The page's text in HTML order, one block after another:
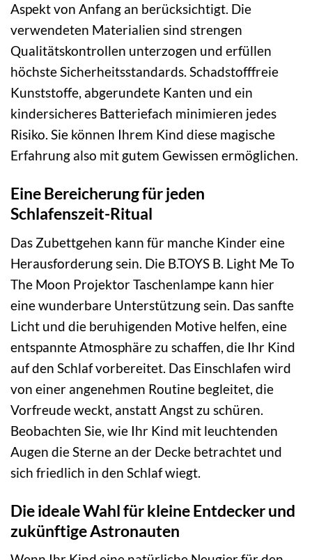
Aspekt von Anfang an berücksichtigt. Die
verwendeten Materialien sind strengen
Qualitätskontrollen unterzogen und erfüllen
höchste Sicherheitsstandards. Schadstofffreie
Kunststoffe, abgerundete Kanten und ein
kindersicheres Batteriefach minimieren jedes
Risiko. Sie können Ihrem Kind diese magische
Erfahrung also mit gutem Gewissen ermöglichen.
Eine Bereicherung für jeden
Schlafenszeit-Ritual
Das Zubettgehen kann für manche Kinder eine
Herausforderung sein. Die B.TOYS B. Light Me To
The Moon Projektor Taschenlampe kann hier
eine wunderbare Unterstützung sein. Das sanfte
Licht und die beruhigenden Motive helfen, eine
entspannte Atmosphäre zu schaffen, die Ihr Kind
auf den Schlaf vorbereitet. Das Einschlafen wird
von einer angenehmen Routine begleitet, die
Vorfreude weckt, anstatt Angst zu schüren.
Beobachten Sie, wie Ihr Kind mit leuchtenden
Augen die Sterne an der Decke betrachtet und
sich friedlich in den Schlaf wiegt.
Die ideale Wahl für kleine Entdecker und
zukünftige Astronauten